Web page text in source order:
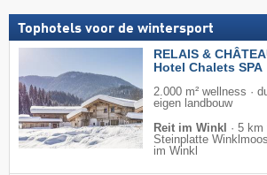
Tophotels voor de wintersport
RELAIS &
Hotel Chalets SPA
2.000 m² wellness ·
eigen landbouw
Reit im Winkl
· 5 km
Steinplatte
im Winkl